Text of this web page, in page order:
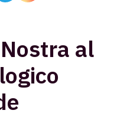
al